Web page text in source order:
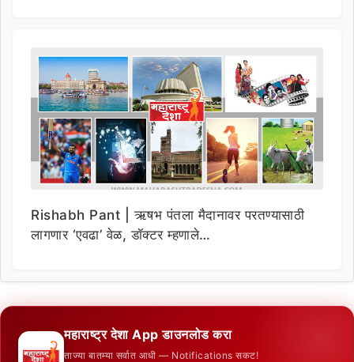
Rishabh Pant | ऋषभ पंतला मैदानावर परतण्यासाठी
लागणार ‘एवढा’ वेळ, डॉक्टर म्हणाले…
महाराष्ट्र देशा App डाउनलोड करा
ताज्या बातम्या सर्वात आधी — Notifications सकट!